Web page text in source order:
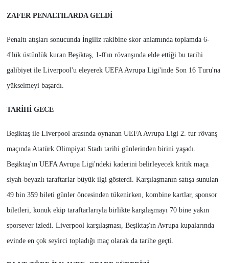
ZAFER PENALTILARDA GELDİ
Penaltı atışları sonucunda İngiliz rakibine skor anlamında toplamda 6-
4'lük üstünlük kuran Beşiktaş, 1-0'ın rövanşında elde ettiği bu tarihi
galibiyet ile Liverpool'u eleyerek UEFA Avrupa Ligi'inde Son 16 Turu'na
yükselmeyi başardı.
TARİHİ GECE
Beşiktaş ile Liverpool arasında oynanan UEFA Avrupa Ligi 2. tur rövanş
maçında Atatürk Olimpiyat Stadı tarihi günlerinden birini yaşadı.
Beşiktaş'ın UEFA Avrupa Ligi'ndeki kaderini belirleyecek kritik maça
siyah-beyazlı taraftarlar büyük ilgi gösterdi. Karşılaşmanın satışa sunulan
49 bin 359 bileti günler öncesinden tükenirken, kombine kartlar, sponsor
biletleri, konuk ekip taraftarlarıyla birlikte karşılaşmayı 70 bine yakın
sporsever izledi. Liverpool karşılaşması, Beşiktaş'ın Avrupa kupalarında
evinde en çok seyirci topladığı maç olarak da tarihe geçti.